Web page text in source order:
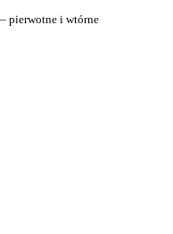
– pierwotne i wtórne